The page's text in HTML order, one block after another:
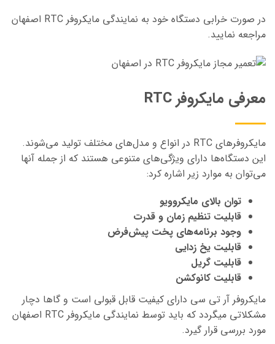
در صورت خرابی دستگاه خود به نمایندگی مایکروفر RTC اصفهان
مراجعه نمایید.
معرفی مایکروفر RTC
مایکروفرهای RTC در انواع و مدل‌های مختلف تولید می‌شوند.
این دستگاه‌ها دارای ویژگی‌های متنوعی هستند که از جمله آنها
می‌توان به موارد زیر اشاره کرد:
توان بالای مایکروویو
قابلیت تنظیم زمان و قدرت
وجود برنامه‌های پخت پیش‌فرض
قابلیت یخ زدایی
قابلیت گریل
قابلیت کانوکشن
مایکروفر آر تی سی دارای کیفیت قابل قبولی است و گاها دچار
مشکلاتی میگردد که باید توسط نمایندگی مایکروفر RTC اصفهان
مورد بررسی قرار گیرد.